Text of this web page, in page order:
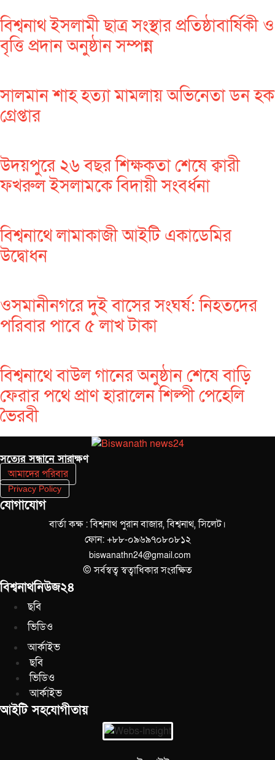
বিশ্বনাথ ইসলামী ছাত্র সংস্থার প্রতিষ্ঠাবার্ষিকী ও
বৃত্তি প্রদান অনুষ্ঠান সম্পন্ন
সালমান শাহ হত্যা মামলায় অভিনেতা ডন হক
গ্রেপ্তার
উদয়পুরে ২৬ বছর শিক্ষকতা শেষে ক্বারী
ফখরুল ইসলামকে বিদায়ী সংবর্ধনা
বিশ্বনাথে লামাকাজী আইটি একাডেমির
উদ্বোধন
ওসমানীনগরে দুই বাসের সংঘর্ষ: নিহতদের
পরিবার পাবে ৫ লাখ টাকা
বিশ্বনাথে বাউল গানের অনুষ্ঠান শেষে বাড়ি
ফেরার পথে প্রাণ হারালেন শিল্পী পেহেলি
ভৈরবী
সত‌্যের সন্ধানে সারাক্ষণ
আমাদের পরিবার
Privacy Policy
যোগাযোগ
বার্তা কক্ষ : বিশ্বনাথ পুরান বাজার, বিশ্বনাথ, সিলেট।
ফোন: +৮৮-০৯৬৯৭০৮০৮১২
biswanathn24@gmail.com
© সর্বস্বত্ব স্বত্বাধিকার সংরক্ষিত
বিশ্বনাথনিউজ২৪
ছবি
ভিডিও
আর্কাইভ
ছবি
ভিডিও
আর্কাইভ
আইটি সহযোগীতায়